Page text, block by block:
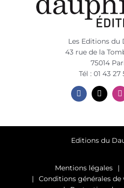
Les Editions du
43 rue de la
75014
Tél : 01 43 27
Editions du
Mentions légales
Conditions générales